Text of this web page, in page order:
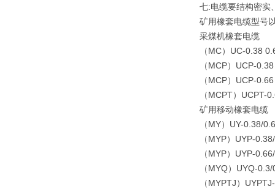
七:电缆要结构密实
矿用橡套电缆型号
采煤机橡套电缆
（MC）UC-0.38
（MCP）UCP-
（MCP）UCP-
（MCPT）UCPT-
矿用移动橡套电缆
（MY）UY-0.38/
（MYP）UYP-
（MYP）UYP-
（MYQ）UYQ-
（MYPTJ）